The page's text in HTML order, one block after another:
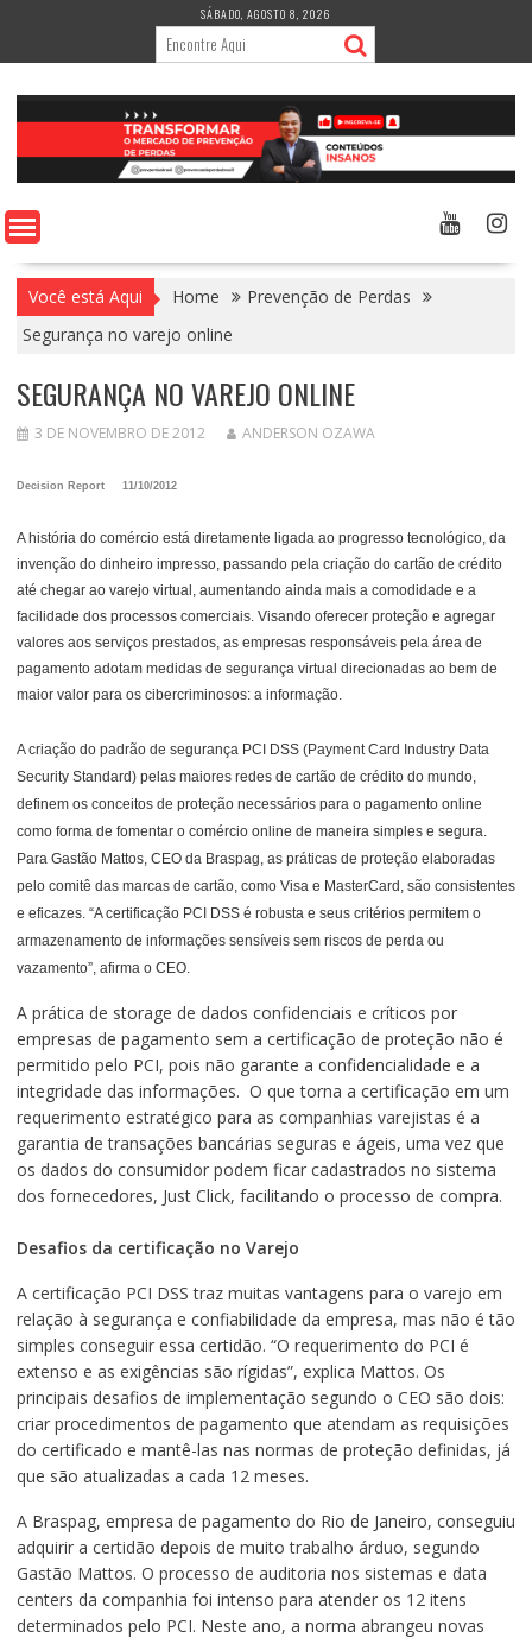
content
SÁBADO, AGOSTO 8, 2026
Você está Aqui Home
Prevenção de Perdas
Segurança no varejo online
SEGURANÇA NO VAREJO ONLINE
3 DE NOVEMBRO DE 2012 ANDERSON OZAWA
Decision Report 11/10/2012
A história do comércio está diretamente ligada ao progresso tecnológico, da
invenção do dinheiro impresso, passando pela criação do cartão de crédito
até chegar ao varejo virtual, aumentando ainda mais a comodidade e a
facilidade dos processos comerciais. Visando oferecer proteção e agregar
valores aos serviços prestados, as empresas responsáveis pela área de
pagamento adotam medidas de segurança virtual direcionadas ao bem de
maior valor para os cibercriminosos: a informação.
A criação do padrão de segurança PCI DSS (Payment Card Industry Data
Security Standard) pelas maiores redes de cartão de crédito do mundo,
definem os conceitos de proteção necessários para o pagamento online
como forma de fomentar o comércio online de maneira simples e segura.
Para Gastão Mattos, CEO da Braspag, as práticas de proteção elaboradas
pelo comitê das marcas de cartão, como Visa e MasterCard, são consistentes
e eficazes. “A certificação PCI DSS é robusta e seus critérios permitem o
armazenamento de informações sensíveis sem riscos de perda ou
vazamento”, afirma o CEO.
A prática de storage de dados confidenciais e críticos por
empresas de pagamento sem a certificação de proteção não é
permitido pelo PCI, pois não garante a confidencialidade e a
integridade das informações. O que torna a certificação em um
requerimento estratégico para as companhias varejistas é a
garantia de transações bancárias seguras e ágeis, uma vez que
os dados do consumidor podem ficar cadastrados no sistema
dos fornecedores, Just Click, facilitando o processo de compra.
Desafios da certificação no Varejo
A certificação PCI DSS traz muitas vantagens para o varejo em
relação à segurança e confiabilidade da empresa, mas não é tão
simples conseguir essa certidão. “O requerimento do PCI é
extenso e as exigências são rígidas”, explica Mattos. Os
principais desafios de implementação segundo o CEO são dois:
criar procedimentos de pagamento que atendam as requisições
do certificado e mantê-las nas normas de proteção definidas, já
que são atualizadas a cada 12 meses.
A Braspag, empresa de pagamento do Rio de Janeiro, conseguiu
adquirir a certidão depois de muito trabalho árduo, segundo
Gastão Mattos. O processo de auditoria nos sistemas e data
centers da companhia foi intenso para atender os 12 itens
determinados pelo PCI. Neste ano, a norma abrangeu novas